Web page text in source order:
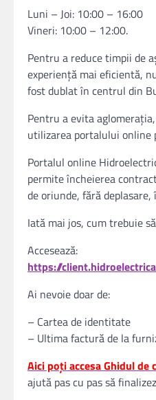
Luni – Joi: 10:00 – 16:00
Vineri: 10:00 – 12:00.
Pentru a reduce timpii de
experiență mai eficientă,
fost dublat în centrul din
Pentru a evita
utilizarea portalului online
Portalul online
permite încheierea
de oriunde, fără
Iată mai jos, cum trebuie
Accesează:
https://
Ai nevoie doar de:
– Cartea de identitate
– Ultima factură de la
Aici poţi accesa Ghidul de
ajută pas cu pas să